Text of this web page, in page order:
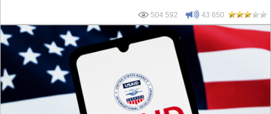
504 592 43 650